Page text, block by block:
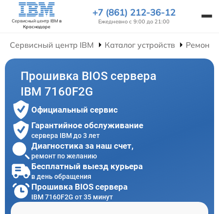
Сервисный центр IBM в
Краснодаре
+7 (861) 212-36-12
Ежедневно с 9:00 до 21:00
Сервисный центр IBM Каталог устройств Ремонт
Прошивка BIOS сервера
IBM 7160F2G
Официальный сервис
Гарантийное обслуживание
сервера IBM до 3 лет
Диагностика за наш счет,
ремонт по желанию
Бесплатный выезд курьера
в день обращения
Прошивка BIOS сервера
IBM 7160F2G от 35 минут